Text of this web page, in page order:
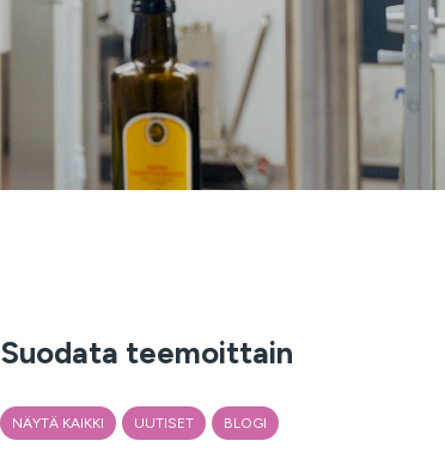
Suodata teemoittain
NÄYTÄ KAIKKI UUTISET BLOGI